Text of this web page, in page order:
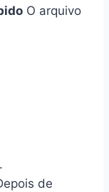
O arquivo
de